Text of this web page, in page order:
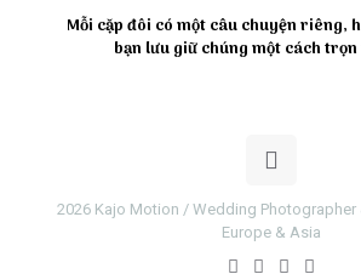
Mỗi cặp đôi có một câu chuyện riêng,
bạn lưu giữ chúng một cách trọn
2026 Kajo Motion / Wedding Photographer
Europe & Asia